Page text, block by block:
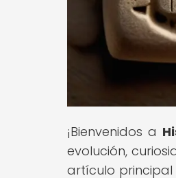
¡Bienvenidos a
evolución,
artículo principal